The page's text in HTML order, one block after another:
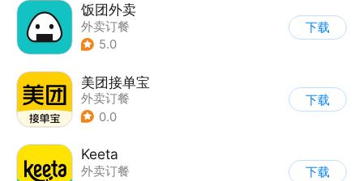
饭团外卖
外卖订餐
5.0
下载
美团接单宝
外卖订餐
0.0
下载
Keeta
外卖订餐
下载